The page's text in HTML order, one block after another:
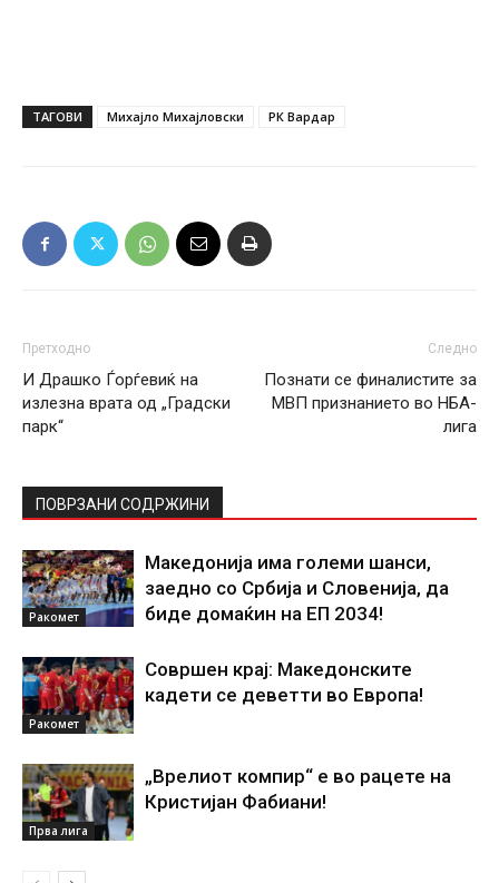
ТАГОВИ Михајло Михајловски РК Вардар
Претходно
И Драшко Ѓорѓевиќ на
излезна врата од „Градски
парк“
Следно
Познати се финалистите за
МВП признанието во НБА-
лига
ПОВРЗАНИ СОДРЖИНИ
Ракомет
Македонија има големи шанси,
заедно со Србија и Словенија, да
биде домаќин на ЕП 2034!
Ракомет
Совршен крај: Македонските
кадети се деветти во Европа!
Прва лига
„Врелиот компир“ е во рацете на
Кристијан Фабиани!